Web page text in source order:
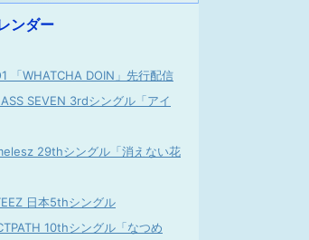
ンダー
「WHATCHA DOIN」先行配信
SEVEN 3rdシングル「アイ
29thシングル「消えない花
日本5thシングル
10thシングル「なつめ